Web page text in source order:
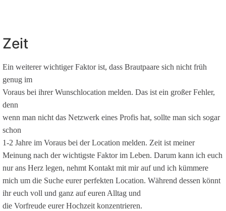
Zeit
Ein weiterer wichtiger Faktor ist, dass Brautpaare sich nicht früh
genug im
Voraus bei ihrer Wunschlocation melden. Das ist ein großer Fehler,
denn
wenn man nicht das Netzwerk eines Profis hat, sollte man sich sogar
schon
1-2 Jahre im Voraus bei der Location melden. Zeit ist meiner
Meinung nach der wichtigste Faktor im Leben. Darum kann ich euch
nur ans Herz legen, nehmt Kontakt mit mir auf und ich kümmere
mich um die Suche eurer perfekten Location. Während dessen könnt
ihr euch voll und ganz auf euren Alltag und
die Vorfreude eurer Hochzeit konzentrieren.